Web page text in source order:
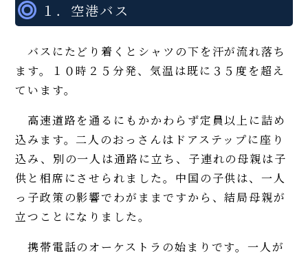
１．空港バス
バスにたどり着くとシャツの下を汗が流れ落ち
ます。１０時２５分発、気温は既に３５度を超え
ています。
高速道路を通るにもかかわらず定員以上に詰め
込みます。二人のおっさんはドアステップに座り
込み、別の一人は通路に立ち、子連れの母親は子
供と相席にさせられました。中国の子供は、一人
っ子政策の影響でわがままですから、結局母親が
立つことになりました。
携帯電話のオーケストラの始まりです。一人が